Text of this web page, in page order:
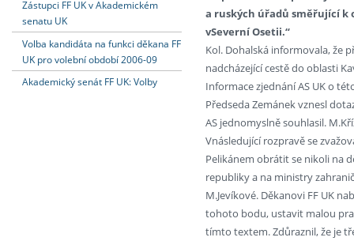
Zástupci FF UK v Akademickém
senatu UK
Volba kandidáta na funkci děkana FF
UK pro volební období 2006-09
Akademický senát FF UK: Volby
a ruských úřadů směřující k
vSeverní Osetii.“
Kol. Dohalská informovala, že
nadcházející cestě do oblasti
Informace zjednání AS UK o
Předseda Zemánek vznesl
AS jednomyslně souhlasil.
Vnásledující rozpravě se
Pelikánem obrátit se nikoli na
republiky a na ministry
M.Jevíkové. Děkanovi FF UK
tohoto bodu, ustavit malou
tímto textem. Zdůraznil, že je